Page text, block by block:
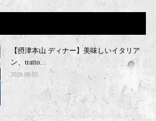
【摂津本山 ディナー】美味しいイタリア
ン、tratto...
2026.08.05